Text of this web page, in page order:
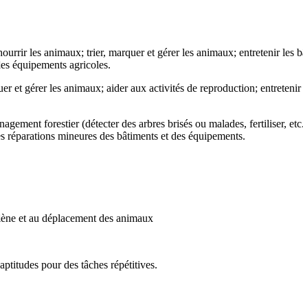
les animaux; trier, marquer et gérer les animaux; entretenir les
équipements agricoles.
et gérer les animaux; aider aux activités de reproduction;
forestier (détecter des arbres brisés ou malades, fertiliser,
mineures des bâtiments et des équipements.
et au déplacement des animaux
pour des tâches répétitives.